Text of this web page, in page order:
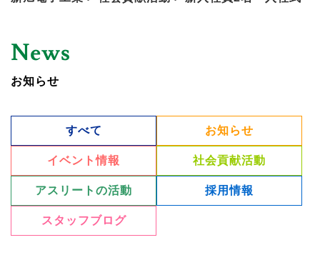
News
お知らせ
すべて お知らせ
イベント情報 社会貢献活動
アスリートの活動 採用情報
スタッフブログ